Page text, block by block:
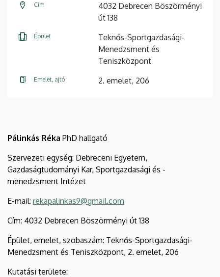
Cím
4032 Debrecen Böszörményi
út 138
Épület
Teknős-Sportgazdasági-
Menedzsment és
Teniszközpont
Emelet, ajtó 2. emelet, 206
Pálinkás Réka PhD hallgató
Szervezeti egység: Debreceni Egyetem,
Gazdaságtudományi Kar, Sportgazdasági és -
menedzsment Intézet
E-mail: rekapalinkas9@gmail.com
Cím: 4032 Debrecen Böszörményi út 138
Épület, emelet, szobaszám: Teknős-Sportgazdasági-
Menedzsment és Teniszközpont, 2. emelet, 206
Kutatási területe: